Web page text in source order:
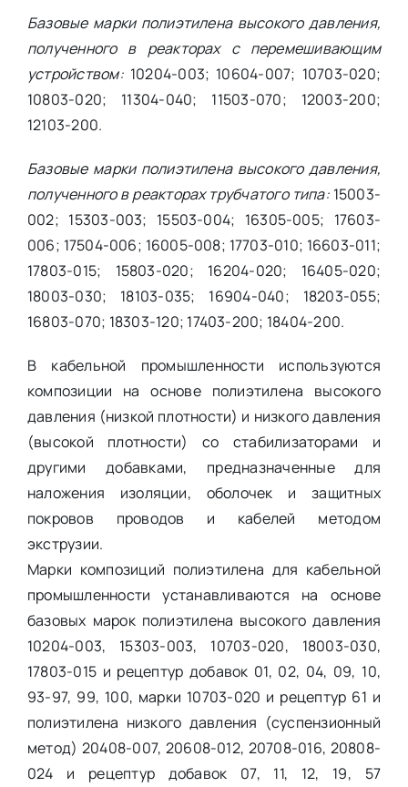
Базовые марки полиэтилена высокого давления,
полученного в реакторах с перемешивающим
устройством:10204-003; 10604-007; 10703-020;
10803-020; 11304-040; 11503-070; 12003-200;
12103-200.
Базовые марки полиэтилена высокого давления,
полученного в реакторах трубчатого типа: 15003-
002; 15303-003; 15503-004; 16305-005; 17603-
006; 17504-006; 16005-008; 17703-010; 16603-011;
17803-015; 15803-020; 16204-020; 16405-020;
18003-030; 18103-035; 16904-040; 18203-055;
16803-070; 18303-120; 17403-200; 18404-200.
В кабельной промышленности используются
композиции на основе полиэтилена высокого
давления (низкой плотности) и низкого давления
(высокой плотности) со стабилизаторами и
другими добавками, предназначенные для
наложения изоляции, оболочек и защитных
покровов проводов и кабелей методом
экструзии.
Марки композиций полиэтилена для кабельной
промышленности устанавливаются на основе
базовых марок полиэтилена высокого давления
10204-003, 15303-003, 10703-020, 18003-030,
17803-015 и рецептур добавок 01, 02, 04, 09, 10,
93-97, 99, 100, марки 10703-020 и рецептур 61 и
полиэтилена низкого давления (суспензионный
метод) 20408-007, 20608-012, 20708-016, 20808-
024 и рецептур добавок 07, 11, 12, 19, 57